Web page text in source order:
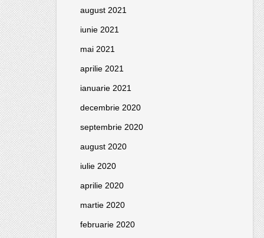
august 2021
iunie 2021
mai 2021
aprilie 2021
ianuarie 2021
decembrie 2020
septembrie 2020
august 2020
iulie 2020
aprilie 2020
martie 2020
februarie 2020